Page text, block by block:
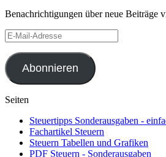
Benachrichtigungen über neue Beiträge
E-
Mail-
Adresse
Abonnieren
Seiten
Steuertipps Sonderausgaben -
Fachartikel Steuern
Steuern Tabellen und Grafiken
PDF Steuern - Sonderausgaben